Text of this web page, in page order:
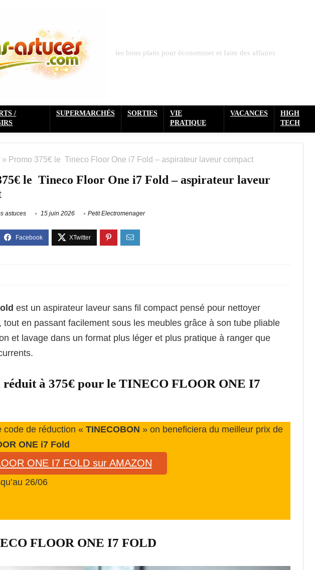
les bons plans pour économiser et faire des affaires
/
SUPERMARCHÉS SORTIES
VIE
PRATIQUE
VACANCES
HIGH
TECH
» Promo 375€ le Tineco Floor One i7 Fold – aspirateur laveur compact
le Tineco Floor One i7 Fold – aspirateur laveur
astuces 15 juin 2026 Petit Electromenager
est un aspirateur laveur sans fil compact pensé pour nettoyer
en passant facilement sous les meubles grâce à son tube pliable
et lavage dans un format plus léger et plus pratique à ranger que
à 375€ pour le TINECO FLOOR ONE I7
code de réduction « TINECOBON » on beneficiera du meilleur prix de
ONE i7 Fold
ONE I7 FOLD sur AMAZON
26/06
FLOOR ONE I7 FOLD